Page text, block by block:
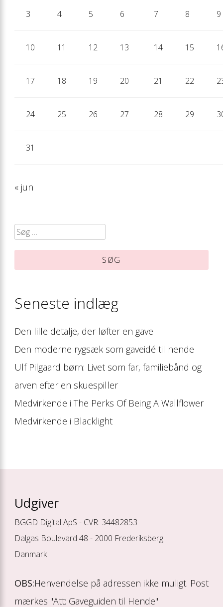
3 4 5 6 7 8 9
10 11 12 13 14 15
17 18 19 20 21 22
24 25 26 27 28 29
31
« jun
Søg
efter:
Seneste indlæg
Den lille detalje, der løfter en gave
Den moderne rygsæk som gaveidé til hende
Ulf Pilgaard børn: Livet som far, familiebånd og
arven efter en skuespiller
Medvirkende i The Perks Of Being A Wallflower
Medvirkende i Blacklight
Udgiver
BGGD Digital ApS - CVR: 34482853
Dalgas Boulevard 48 - 2000 Frederiksberg
Danmark
OBS:Henvendelse på adressen ikke muligt. Post
mærkes "Att: Gaveguiden til Hende"